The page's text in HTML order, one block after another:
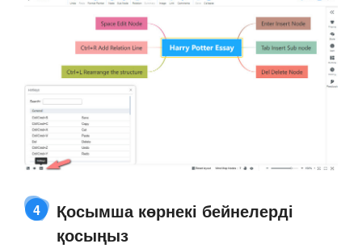
4
Қосымша көрнекі бейнелерді
қосыңыз